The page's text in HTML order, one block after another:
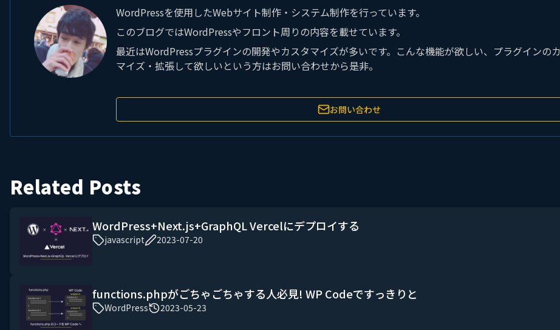
WordPressを使用したWebサイト制作・システム制作を行っています。
このブログではWordPressやフロント周りの内容を載せています。
最近はWordPressプラグインの開発やカスタマイズが多いです。こんな機能が欲しい、プラグインの
マイズ・拡張して欲しいという方はお問い合わせから是非。
お問い合わせ
Related Posts
WordPress+Next.js+GraphQL Vercelにデプロイする
javascript 2023-07-20
functions.phpがごちゃごちゃする人必見! WP Codeですっきりと
WordPress 2023-05-23